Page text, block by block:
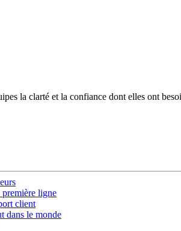
la clarté et la confiance dont elles ont
ligne
client
dans le monde